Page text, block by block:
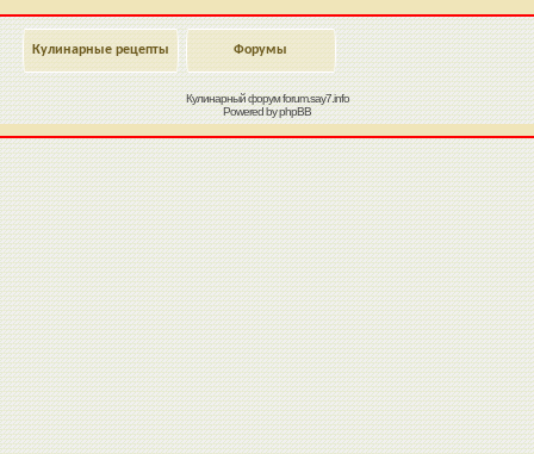
Кулинарные рецепты Форумы
Кулинарный форумforum.say7.info
Powered byphpBB